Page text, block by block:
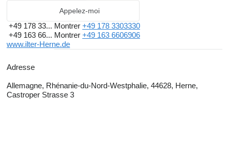
Appelez-moi
+49 178 33... Montrer +49 178 3303330
+49 163 66... Montrer +49 163 6606906
www.ilter-Herne.de
Adresse
Allemagne, Rhénanie-du-Nord-Westphalie, 44628, Herne,
Castroper Strasse 3